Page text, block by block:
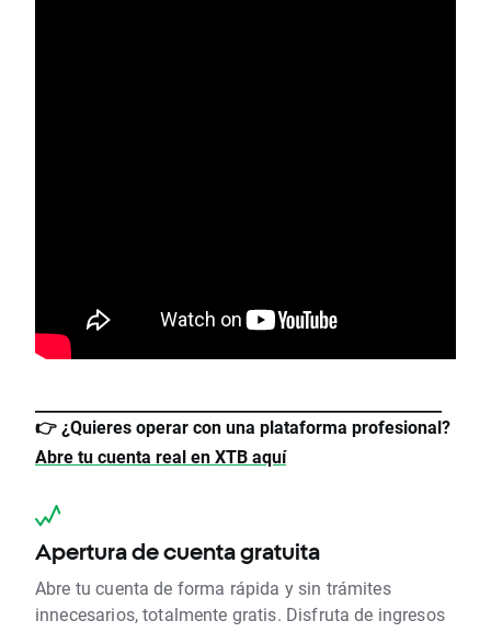
👉¿Quieres operar con una plataforma profesional?
Abre tu cuenta real en XTB aquí
Apertura de cuenta gratuita
Abre tu cuenta de forma rápida y sin trámites
innecesarios, totalmente gratis. Disfruta de ingresos